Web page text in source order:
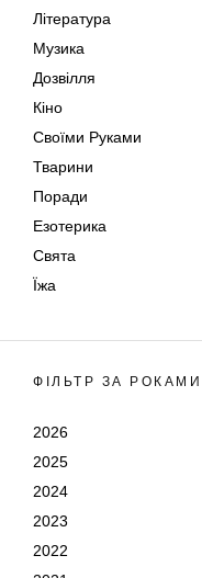
Література
Музика
Дозвілля
Кіно
Своїми Руками
Тварини
Поради
Езотерика
Свята
Їжа
ФІЛЬТР ЗА РОКАМИ
2026
2025
2024
2023
2022